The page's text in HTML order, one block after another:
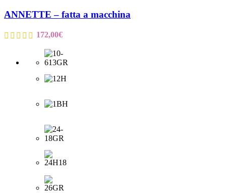
ANNETTE – fatta a macchina
172,00€